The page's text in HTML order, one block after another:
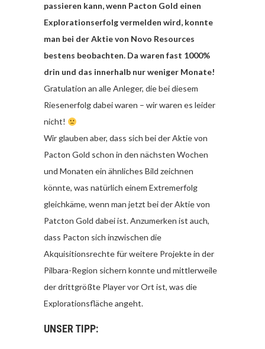
passieren kann, wenn Pacton Gold einen
Explorationserfolg vermelden wird, konnte
man bei der Aktie von Novo Resources
bestens beobachten. Da waren fast 1000%
drin und das innerhalb nur weniger Monate!
Gratulation an alle Anleger, die bei diesem
Riesenerfolg dabei waren – wir waren es leider
nicht!
Wir glauben aber, dass sich bei der Aktie von
Pacton Gold schon in den nächsten Wochen
und Monaten ein ähnliches Bild zeichnen
könnte, was natürlich einem Extremerfolg
gleichkäme, wenn man jetzt bei der Aktie von
Patcton Gold dabei ist. Anzumerken ist auch,
dass Pacton sich inzwischen die
Akquisitionsrechte für weitere Projekte in der
Pilbara-Region sichern konnte und mittlerweile
der drittgrößte Player vor Ort ist, was die
Explorationsfläche angeht.
UNSER TIPP: